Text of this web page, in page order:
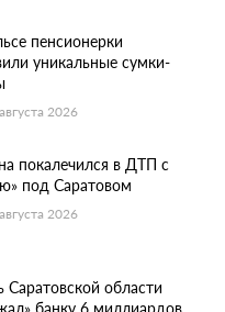
пенсионерки
уникальные сумки-
2026
покалечился в ДТП с
под Саратовом
2026
области